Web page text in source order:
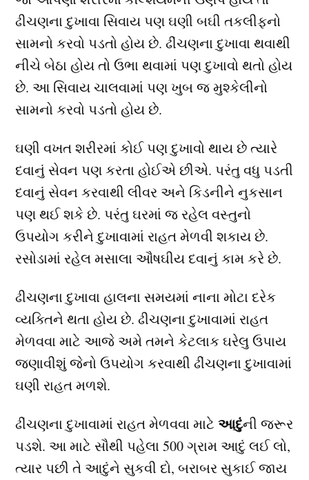
ઢીચણના દુખાવા સિવાય પણ ઘણી બઘી તકલીફનો
સામનો કરવો પડતો હોય છે. ઢીંચણના દુખાવા થવાથી
નીચે બેઠા હોય તો ઉભા થવામાં પણ દુખાવો થતો હોય
છે. આ સિવાય ચાલવામાં પણ ખુબ જ મુશ્કેલીનો
સામનો કરવો પડતો હોય છે.
ઘણી વખત શરીરમાં કોઈ પણ દુખાવો થાય છે ત્યારે
દવાનું સેવન પણ કરતા હોઈએ છીએ. પરંતુ વધુ પડતી
દવાનું સેવન કરવાથી લીવર અને કિડનીને નુકસાન
પણ થઈ શકે છે. પરંતુ ઘરમાં જ રહેલ વસ્તુનો
ઉપયોગ કરીને દુખાવામાં રાહત મેળવી શકાય છે.
રસોડામાં રહેલ મસાલા ઔષઘીય દવાનું કામ કરે છે.
ઢીચણના દુખાવા હાલના સમયમાં નાના મોટા દરેક
વ્યક્તિને થતા હોય છે. ઢીચણના દુખાવામાં રાહત
મેળવવા માટે આજે અમે તમને કેટલાક ઘરેલુ ઉપાય
જણાવીશું જેનો ઉપયોગ કરવાથી ઢીંચણના દુખાવામાં
ઘણી રાહત મળશે.
ઢીંચણના દુખાવામાં રાહત મેળવવા માટેઆદુંની જરૂર
પડશે. આ માટે સૌથી પહેલા 500 ગ્રામ આદું લઈ લો,
ત્યાર પછી તે આદુંને સુકવી દો, બરાબર સુકાઈ જાય